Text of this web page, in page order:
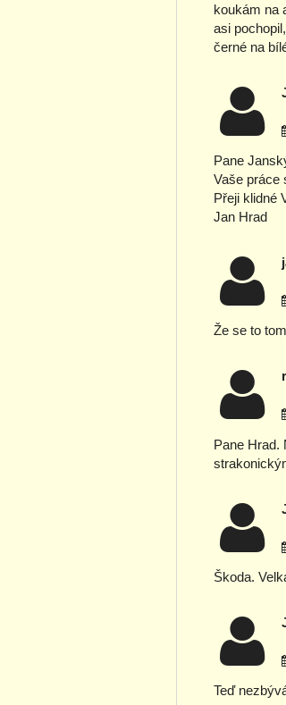
koukám na
asi
černé na
Pane
Vaše práce
Přeji klidné
Jan Hrad
Že se to
Pane Hrad.
Škoda.
Teď